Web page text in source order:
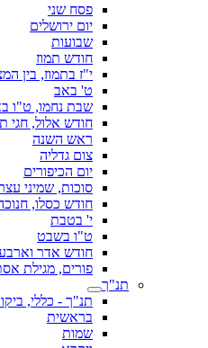
פסח שני
יום ירושלים
שבועות
חודש תמוז
י"ז בתמוז, בין
ט' באב
שבת נחמו, ט"ו
חודש אלול, חגי
ראש השנה
צום גדליה
יום הכיפורים
סוכות, שמיני
חודש כסלו,
י' בטבת
ט"ו בשבט
חודש אדר
פורים, מגילת
תנ"ך
תנ"ך - כללי,
בראשית
שמות